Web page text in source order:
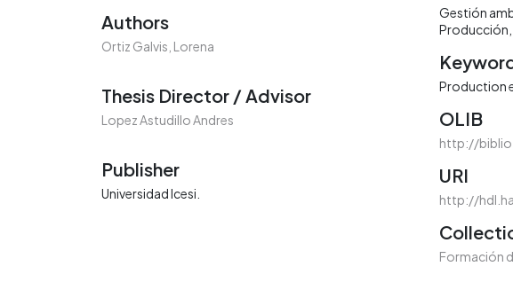
Authors
Ortiz Galvis, Lorena
Thesis Director / Advisor
Lopez Astudillo Andres
Publisher
Universidad Icesi.
Gestión
Producción
Production
OLIB
http://
URI
http://
Formación